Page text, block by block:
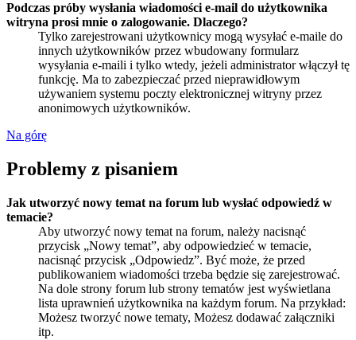
Podczas próby wysłania wiadomości e-mail do użytkownika
witryna prosi mnie o zalogowanie. Dlaczego?
Tylko zarejestrowani użytkownicy mogą wysyłać e-maile do
innych użytkowników przez wbudowany formularz
wysyłania e-maili i tylko wtedy, jeżeli administrator włączył tę
funkcję. Ma to zabezpieczać przed nieprawidłowym
używaniem systemu poczty elektronicznej witryny przez
anonimowych użytkowników.
Na górę
Problemy z pisaniem
Jak utworzyć nowy temat na forum lub wysłać odpowiedź w
temacie?
Aby utworzyć nowy temat na forum, należy nacisnąć
przycisk „Nowy temat”, aby odpowiedzieć w temacie,
nacisnąć przycisk „Odpowiedz”. Być może, że przed
publikowaniem wiadomości trzeba będzie się zarejestrować.
Na dole strony forum lub strony tematów jest wyświetlana
lista uprawnień użytkownika na każdym forum. Na przykład:
Możesz tworzyć nowe tematy, Możesz dodawać załączniki
itp.